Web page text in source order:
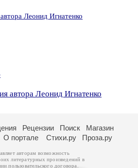
Леонид Игнатенко
автора Леонид Игнатенко
Рецензии Поиск
Магазин
О портале Стихи.ру Проза.ру
авторам возможность
литературных произведений в
пользовательского договора